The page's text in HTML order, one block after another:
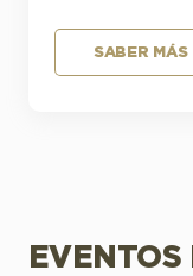
SABER MÁS